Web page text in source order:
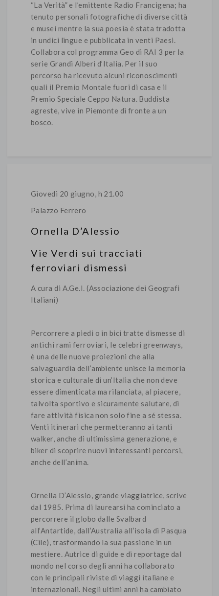
“La Verità” e l’emittente Radio Francigena; ha
tenuto personali fotografiche di diverse città
e musei mentre la sua poesia è stata tradotta
in undici lingue e pubblicata in venti Paesi.
Collabora col programma Geo di RAI 3 per la
serie Grandi Alberi d’Italia. Per il suo
percorso ha ricevuto alcuni riconoscimenti
quali il Premio Montale fuori di casa e il
Premio Speciale Ceppo Natura. Buddista
agreste, vive in Piemonte di fronte a un
bosco.
Giovedì 20 giugno, h 21.00
Palazzo Ferrero
Ornella D’Alessio
Vie Verdi sui tracciati
ferroviari dismessi
A cura di A.Ge.I. (Associazione dei Geografi
Italiani)
Percorrere a piedi o in bici tratte dismesse di
antichi rami ferroviari, le celebri greenways,
è una delle nuove proiezioni che alla
salvaguardia dell’ambiente unisce la memoria
storica e culturale di un’Italia che non deve
essere dimenticata ma rilanciata, al piacere,
talvolta sportivo e sicuramente salutare, di
fare attività fisica non solo fine a sé stessa.
Venti itinerari che permetteranno ai tanti
walker, anche di ultimissima generazione, e
biker di scoprire nuovi interessanti percorsi,
anche dell’anima.
Ornella D’Alessio, grande viaggiatrice, scrive
dal 1985. Prima di laurearsi ha cominciato a
percorrere il globo dalle Svalbard
all’Antartide, dall’Australia all’isola di Pasqua
(Cile), trasformando la sua passione in un
mestiere. Autrice di guide e di reportage dal
mondo nel corso degli anni ha collaborato
con le principali riviste di viaggi italiane e
internazionali. Negli ultimi anni ha cambiato